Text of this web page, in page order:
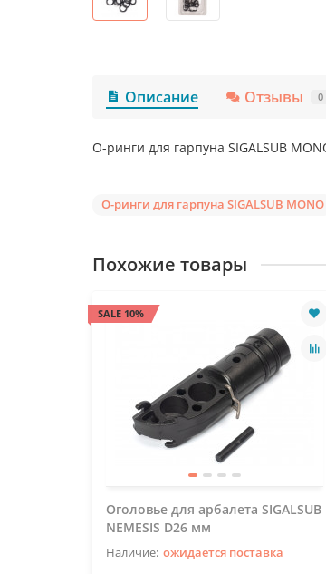
Описание Отзывы 0
О-ринги для гарпуна SIGALSUB
О-ринги для гарпуна SIGALSUB MONO
Похожие товары
SALE 10%
Оголовье для арбалета SIGALSUB
NEMESIS D26 мм
ожидается поставка